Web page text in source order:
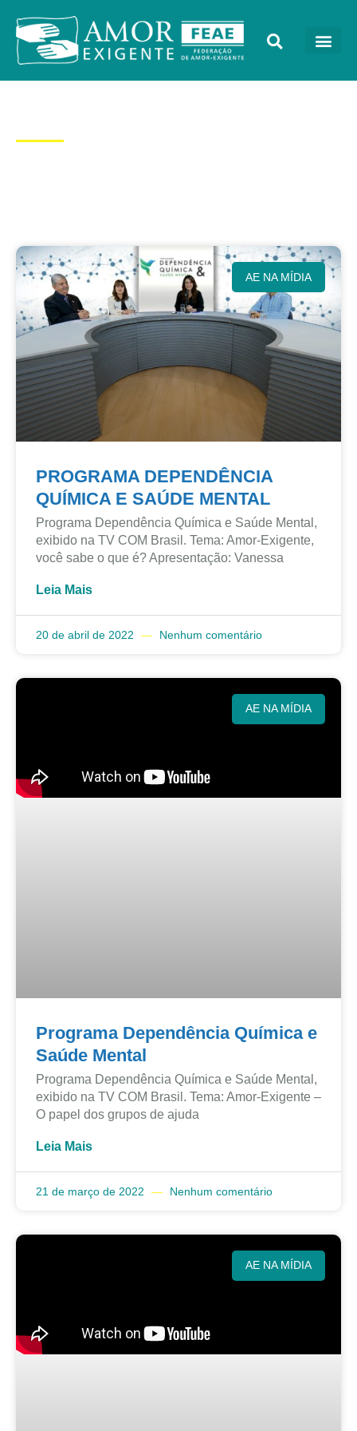
AE NA MÍDIA
PROGRAMA DEPENDÊNCIA
QUÍMICA E SAÚDE MENTAL
Programa Dependência Química e Saúde Mental,
exibido na TV COM Brasil. Tema: Amor-Exigente,
você sabe o que é? Apresentação: Vanessa
Leia Mais
20 de abril de 2022 Nenhum comentário
AE NA MÍDIA
Programa Dependência Química e
Saúde Mental
Programa Dependência Química e Saúde Mental,
exibido na TV COM Brasil. Tema: Amor-Exigente –
O papel dos grupos de ajuda
Leia Mais
21 de março de 2022 Nenhum comentário
AE NA MÍDIA